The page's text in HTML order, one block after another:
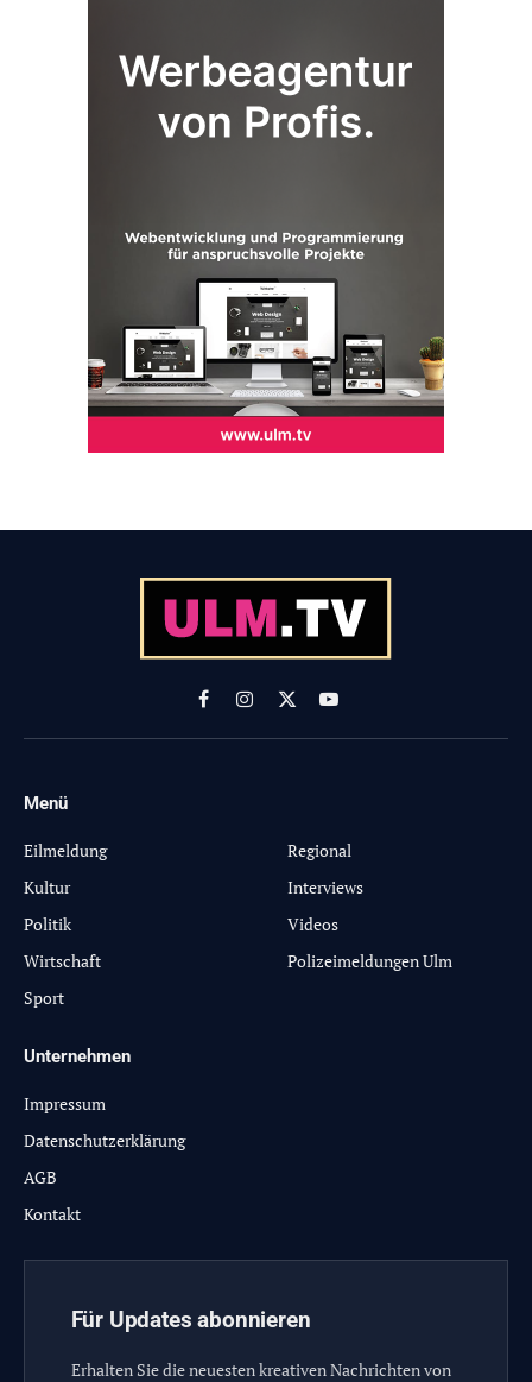
FacebookInstagram
X
(Twitter)
YouTube
Menü
Eilmeldung
Kultur
Politik
Wirtschaft
Sport
Regional
Interviews
Videos
Polizeimeldungen Ulm
Unternehmen
Impressum
Datenschutzerklärung
AGB
Kontakt
Für Updates abonnieren
Erhalten Sie die neuesten kreativen Nachrichten von